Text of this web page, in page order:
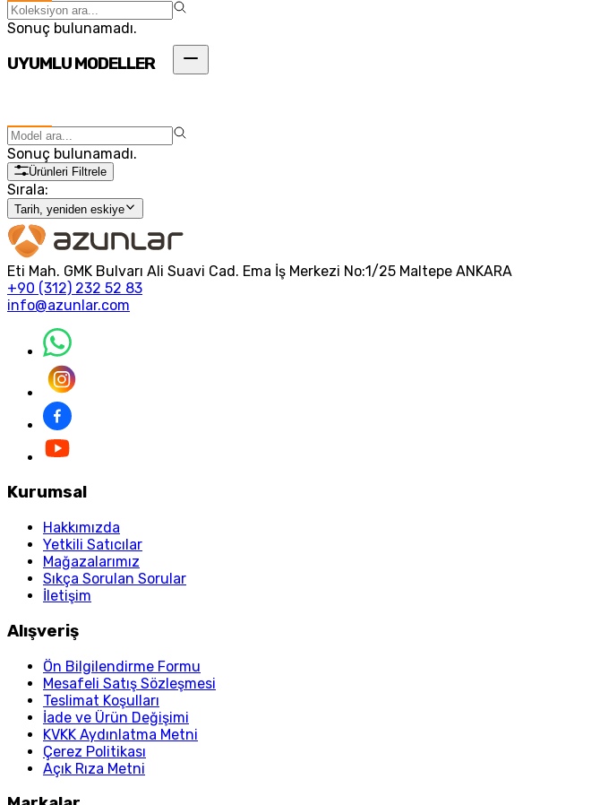
Sonuç bulunamadı.
UYUMLU MODELLER
Sonuç bulunamadı.
Ürünleri Filtrele
Sırala:
Tarih, yeniden eskiye
Eti Mah. GMK Bulvarı Ali Suavi Cad. Ema İş Merkezi No:1/25 Maltepe ANKARA
+90 (312) 232 52 83
info@azunlar.com
Kurumsal
Hakkımızda
Yetkili Satıcılar
Mağazalarımız
Sıkça Sorulan Sorular
İletişim
Alışveriş
Ön Bilgilendirme Formu
Mesafeli Satış Sözleşmesi
Teslimat Koşulları
İade ve Ürün Değişimi
KVKK Aydınlatma Metni
Çerez Politikası
Açık Rıza Metni